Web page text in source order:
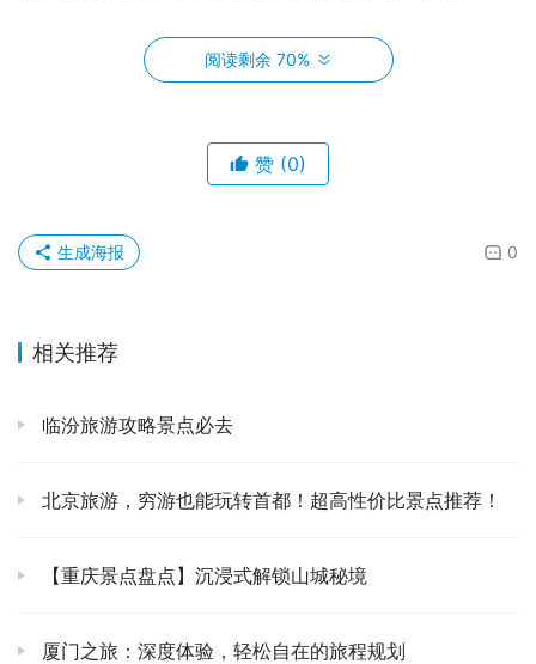
🚲 洱海，是绕不开的主角，它简直就是大理的灵魂。我推
荐你一定！一定！要骑行环海。别问我累不累，累也值得！
发，沿着海岸线一路向南。那天的阳光特别好，金子一样洒
在海面上，风里带着青草和泥土的芬芳，还有若有若无的鱼
出现一棵孤独的树，或者一片金灿灿的稻田，随便停下来拍
偶尔传来的鸟鸣，心底突然涌起一种莫名的感动，眼眶都湿
🚶‍♀️ 大理古城，嗯，它不像丽江古城那么商业化到有点失
漫无目的地闲逛，拐进一条不知名的小巷，也许就能撞见一
不经意的偶遇，才是旅行中最动人的惊喜。文献楼、五华
它独特的节奏。找一家小酒馆，点一杯当地的梅子酒，听听
阅读剩余 70%
赞 (0)
0
生成海报
相关推荐
临汾旅游攻略景点必去
北京旅游，穷游也能玩转首都！超高性价比景点推荐！
【重庆景点盘点】沉浸式解锁山城秘境
厦门之旅：深度体验，轻松自在的旅程规划